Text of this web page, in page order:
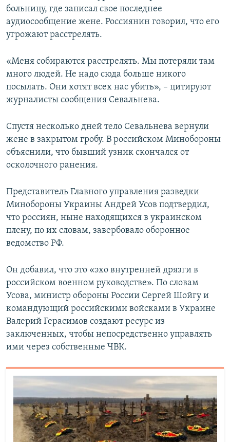
больницу, где записал свое последнее
аудиосообщение жене. Россиянин говорил, что его
угрожают расстрелять.
«Меня собираются расстрелять. Мы потеряли там
много людей. Не надо сюда больше никого
посылать. Они хотят всех нас убить», – цитируют
журналисты сообщения Севальнева.
Спустя несколько дней тело Севальнева вернули
жене в закрытом гробу. В российском Минобороны
объяснили, что бывший узник скончался от
осколочного ранения.
Представитель Главного управления разведки
Минобороны Украины Андрей Усов подтвердил,
что россиян, ныне находящихся в украинском
плену, по их словам, завербовало оборонное
ведомство РФ.
Он добавил, что это «эхо внутренней дрязги в
российском военном руководстве». По словам
Усова, министр обороны России Сергей Шойгу и
командующий российскими войсками в Украине
Валерий Герасимов создают ресурс из
заключенных, чтобы непосредственно управлять
ими через собственные ЧВК.